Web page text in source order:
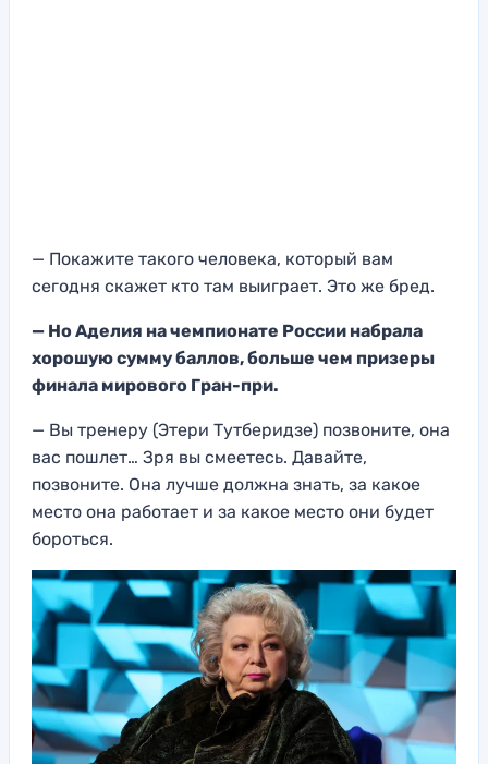
— Покажите такого человека, который вам
сегодня скажет кто там выиграет. Это же бред.
— Но Аделия на чемпионате России набрала
хорошую сумму баллов, больше чем призеры
финала мирового Гран-при.
— Вы тренеру (Этери Тутберидзе) позвоните, она
вас пошлет… Зря вы смеетесь. Давайте,
позвоните. Она лучше должна знать, за какое
место она работает и за какое место они будет
бороться.